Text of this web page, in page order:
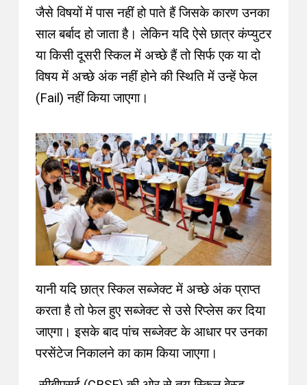
जैसे विषयों में पास नहीं हो पाते हैं जिसके कारण उनका
साल बर्बाद हो जाता है। लेकिन यदि ऐसे छात्र कंप्युटर
या किसी दूसरी स्किल में अच्छे हैं तो सिर्फ एक या दो
विषय में अच्छे अंक नहीं होने की स्थिति में उन्हें फेल
(Fail) नहीं किया जाएगा।
यानी यदि छात्र स्किल सब्जेक्ट में अच्छे अंक प्राप्त
करता है तो फेल हुए सब्जेक्ट से उसे रिप्लेस कर दिया
जाएगा। इसके बाद पांच सब्जेक्ट के आधार पर उनका
परसेंटेज निकालने का काम किया जाएगा।